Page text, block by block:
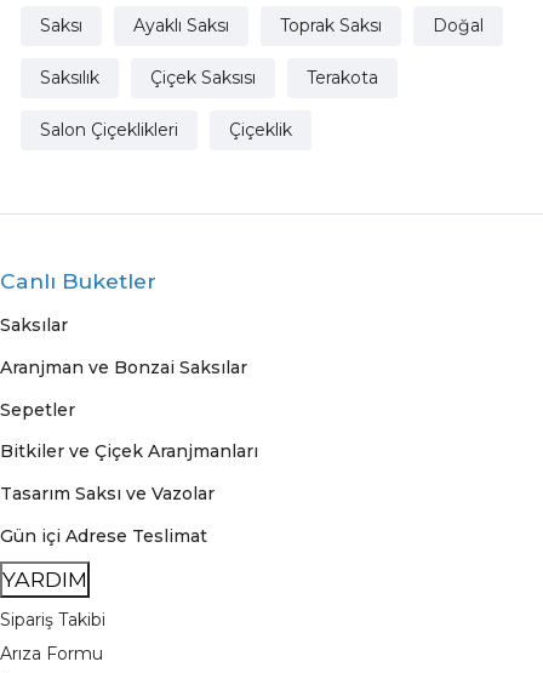
Saksı Ayaklı Saksı Toprak Saksı Doğal
Saksılık Çiçek Saksısı Terakota
Salon Çiçeklikleri Çiçeklik
Canlı Buketler
Saksılar
Aranjman ve Bonzai Saksılar
Sepetler
Bitkiler ve Çiçek Aranjmanları
Tasarım Saksı ve Vazolar
Gün içi Adrese Teslimat
YARDIM
Sipariş Takibi
Arıza Formu